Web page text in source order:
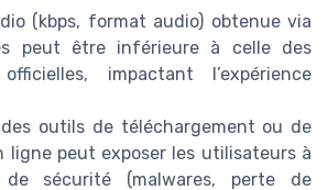
(kbps, format audio) obtenue via
peut être inférieure à celle des
impactant l’expérience
outils de téléchargement ou de
ligne peut exposer les utilisateurs à
sécurité (malwares, perte de